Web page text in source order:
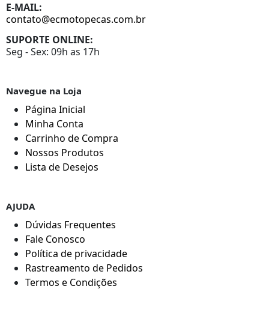
E-MAIL:
contato@ecmotopecas.com.br
SUPORTE ONLINE:
Seg - Sex: 09h as 17h
Navegue na Loja
Página Inicial
Minha Conta
Carrinho de Compra
Nossos Produtos
Lista de Desejos
AJUDA
Dúvidas Frequentes
Fale Conosco
Política de privacidade
Rastreamento de Pedidos
Termos e Condições